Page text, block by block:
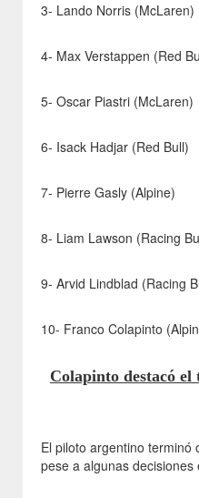
3- Lando Norris (McLaren)
4- Max Verstappen (Red
5- Oscar Piastri (McLaren)
6- Isack Hadjar (Red Bull)
7- Pierre Gasly (Alpine)
8- Liam Lawson (Racing
9- Arvid Lindblad (Racing
10- Franco Colapinto
Colapinto destacó
El piloto argentino terminó
pese a algunas decisiones